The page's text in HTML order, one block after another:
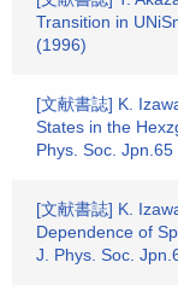
Transition in
(1996)
[文献書誌] K.
States in the
Phys. Soc.
[文献書誌] K.
Dependence of
J. Phys. Soc.